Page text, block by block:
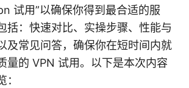
试用”以确保你得到最合适的服
括：快速对比、实操步骤、性能与
及常见问答，确保你在短时间内就
量的 VPN 试用。以下是本次内容